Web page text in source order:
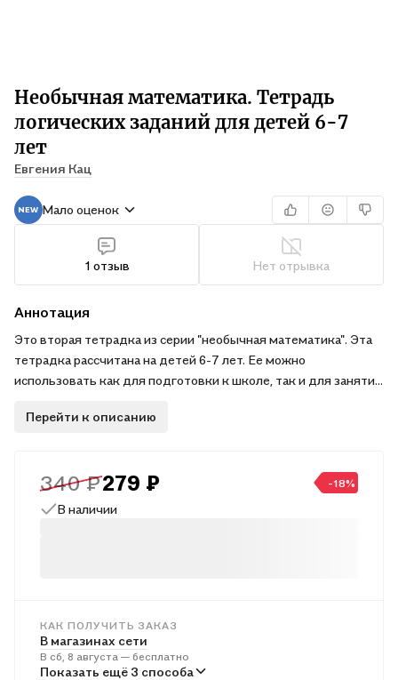
Необычная математика. Тетрадь
логических заданий для детей 6-7
лет
Евгения Кац
Мало оценок
1 отзыв Нет отрывка
Аннотация
Это вторая тетрадка из серии "необычная математика". Эта
тетрадка рассчитана на детей 6-7 лет. Ее можно
использовать как для подготовки к школе, так и для занятий
расширяет программу первого класса, но не за счет
ориентироваться в мире чисел и математических понятий. 6-
е, стереотипное.
Перейти к описанию
340 ₽279 ₽ -18%
В наличии
КАК ПОЛУЧИТЬ ЗАКАЗ
В магазинах сети
В сб, 8 августа — бесплатно
В пунктах выдачи
Показать ещё 3 способа